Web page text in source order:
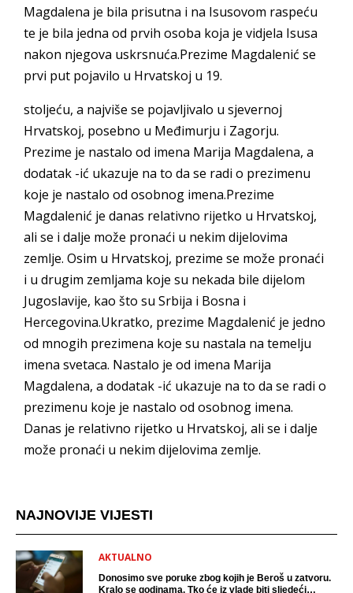
Magdalena je bila prisutna i na Isusovom raspeću
te je bila jedna od prvih osoba koja je vidjela Isusa
nakon njegova uskrsnuća.Prezime Magdalenić se
prvi put pojavilo u Hrvatskoj u 19.
stoljeću, a najviše se pojavljivalo u sjevernoj
Hrvatskoj, posebno u Međimurju i Zagorju.
Prezime je nastalo od imena Marija Magdalena, a
dodatak -ić ukazuje na to da se radi o prezimenu
koje je nastalo od osobnog imena.Prezime
Magdalenić je danas relativno rijetko u Hrvatskoj,
ali se i dalje može pronaći u nekim dijelovima
zemlje. Osim u Hrvatskoj, prezime se može pronaći
i u drugim zemljama koje su nekada bile dijelom
Jugoslavije, kao što su Srbija i Bosna i
Hercegovina.Ukratko, prezime Magdalenić je jedno
od mnogih prezimena koje su nastala na temelju
imena svetaca. Nastalo je od imena Marija
Magdalena, a dodatak -ić ukazuje na to da se radi o
prezimenu koje je nastalo od osobnog imena.
Danas je relativno rijetko u Hrvatskoj, ali se i dalje
može pronaći u nekim dijelovima zemlje.
NAJNOVIJE VIJESTI
AKTUALNO
Donosimo sve poruke zbog kojih je Beroš u zatvoru.
Kralo se godinama. Tko će iz vlade biti sljedeći